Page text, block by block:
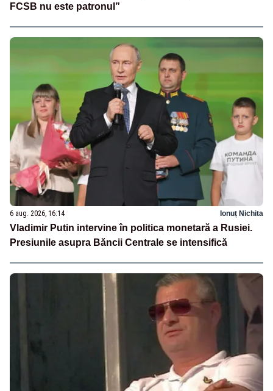
FCSB nu este patronul”
6 aug. 2026, 16:14 Ionuț Nichita
Vladimir Putin intervine în politica monetară a Rusiei.
Presiunile asupra Băncii Centrale se intensifică